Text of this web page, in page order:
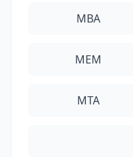
MBA
MEM
MTA